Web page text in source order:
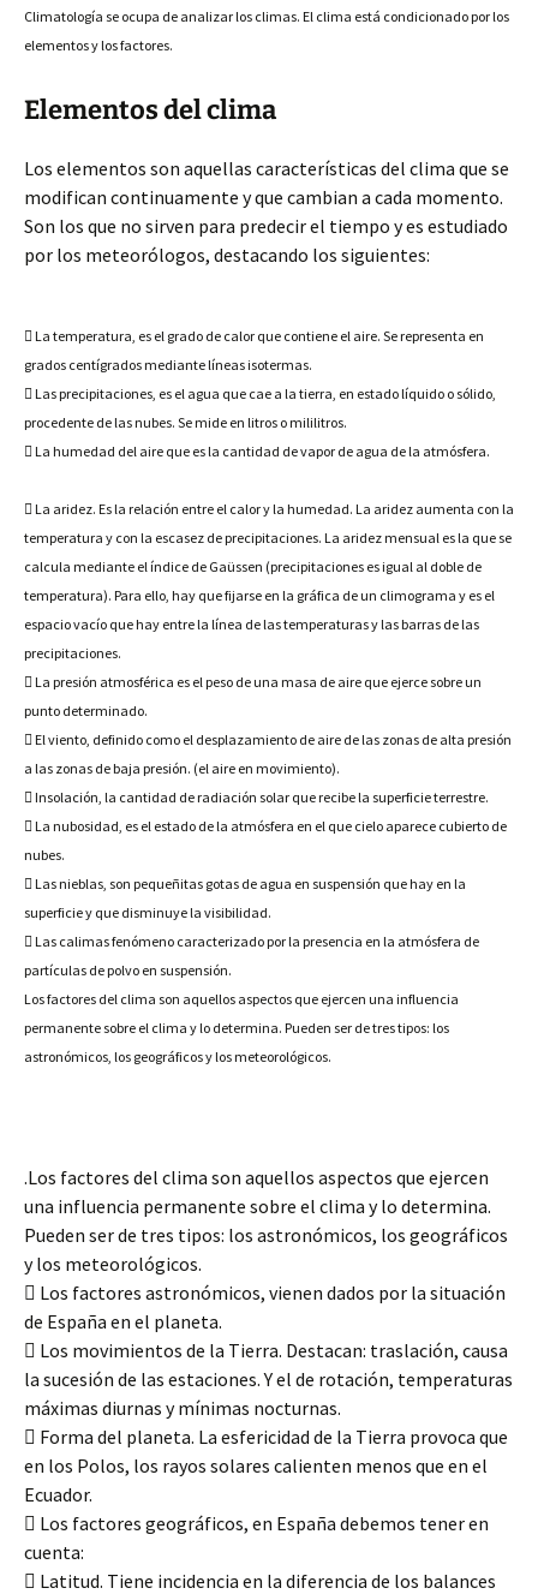
Climatología se ocupa de analizar los climas. El clima está condicionado por los
elementos y los factores.
Elementos del clima
Los elementos son aquellas características del clima que se
modifican continuamente y que cambian a cada momento.
Son los que no sirven para predecir el tiempo y es estudiado
por los meteorólogos, destacando los siguientes:
 La temperatura, es el grado de calor que contiene el aire. Se representa en
grados centígrados mediante líneas isotermas.
 Las precipitaciones, es el agua que cae a la tierra, en estado líquido o sólido,
procedente de las nubes. Se mide en litros o mililitros.
 La humedad del aire que es la cantidad de vapor de agua de la atmósfera.
 La aridez. Es la relación entre el calor y la humedad. La aridez aumenta con la
temperatura y con la escasez de precipitaciones. La aridez mensual es la que se
calcula mediante el índice de Gaüssen (precipitaciones es igual al doble de
temperatura). Para ello, hay que fijarse en la gráfica de un climograma y es el
espacio vacío que hay entre la línea de las temperaturas y las barras de las
precipitaciones.
 La presión atmosférica es el peso de una masa de aire que ejerce sobre un
punto determinado.
 El viento, definido como el desplazamiento de aire de las zonas de alta presión
a las zonas de baja presión. (el aire en movimiento).
 Insolación, la cantidad de radiación solar que recibe la superficie terrestre.
 La nubosidad, es el estado de la atmósfera en el que cielo aparece cubierto de
nubes.
 Las nieblas, son pequeñitas gotas de agua en suspensión que hay en la
superficie y que disminuye la visibilidad.
 Las calimas fenómeno caracterizado por la presencia en la atmósfera de
partículas de polvo en suspensión.
Los factores del clima son aquellos aspectos que ejercen una influencia
permanente sobre el clima y lo determina. Pueden ser de tres tipos: los
astronómicos, los geográficos y los meteorológicos.
.Los factores del clima son aquellos aspectos que ejercen
una influencia permanente sobre el clima y lo determina.
Pueden ser de tres tipos: los astronómicos, los geográficos
y los meteorológicos.
 Los factores astronómicos, vienen dados por la situación
de España en el planeta.
 Los movimientos de la Tierra. Destacan: traslación, causa
la sucesión de las estaciones. Y el de rotación, temperaturas
máximas diurnas y mínimas nocturnas.
 Forma del planeta. La esfericidad de la Tierra provoca que
en los Polos, los rayos solares calienten menos que en el
Ecuador.
 Los factores geográficos, en España debemos tener en
cuenta:
 Latitud. Tiene incidencia en la diferencia de los balances